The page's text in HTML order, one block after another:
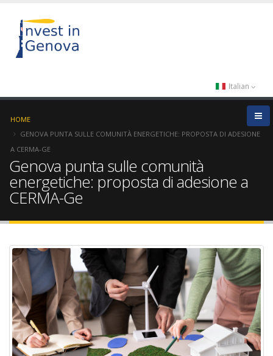
Italian
HOME
GENOVA PUNTA SULLE COMUNITÀ ENERGETICHE: PROPOSTA DI ADESIONE
A CERMA-GE
Genova punta sulle comunità
energetiche: proposta di adesione a
CERMA-Ge